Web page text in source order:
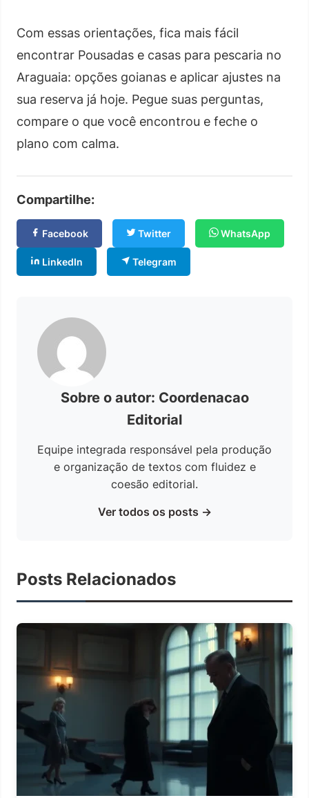
Com essas orientações, fica mais fácil
encontrar Pousadas e casas para pescaria no
Araguaia: opções goianas e aplicar ajustes na
sua reserva já hoje. Pegue suas perguntas,
compare o que você encontrou e feche o
plano com calma.
Compartilhe:
Facebook Twitter WhatsApp
LinkedIn Telegram
Sobre o autor: Coordenacao
Editorial
Equipe integrada responsável pela produção
e organização de textos com fluidez e
coesão editorial.
Ver todos os posts →
Posts Relacionados